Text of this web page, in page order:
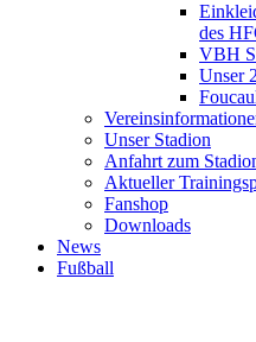
des
VBH
Unser
Unser Stadion
Anfahrt zum
Aktueller
Fanshop
Downloads
News
Fußball